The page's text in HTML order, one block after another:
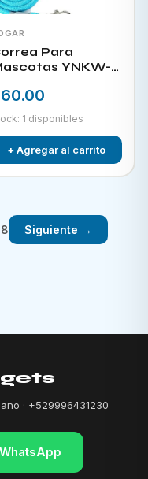
Para
YNKW-
1 disponibles
+ Agregar al carrito
Siguiente →
· +529996431230